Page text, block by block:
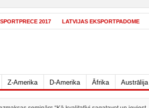
2017 LATVIJAS EKSPORTPADOME
Z-Amerika D-Amerika Āfrika Austrālija